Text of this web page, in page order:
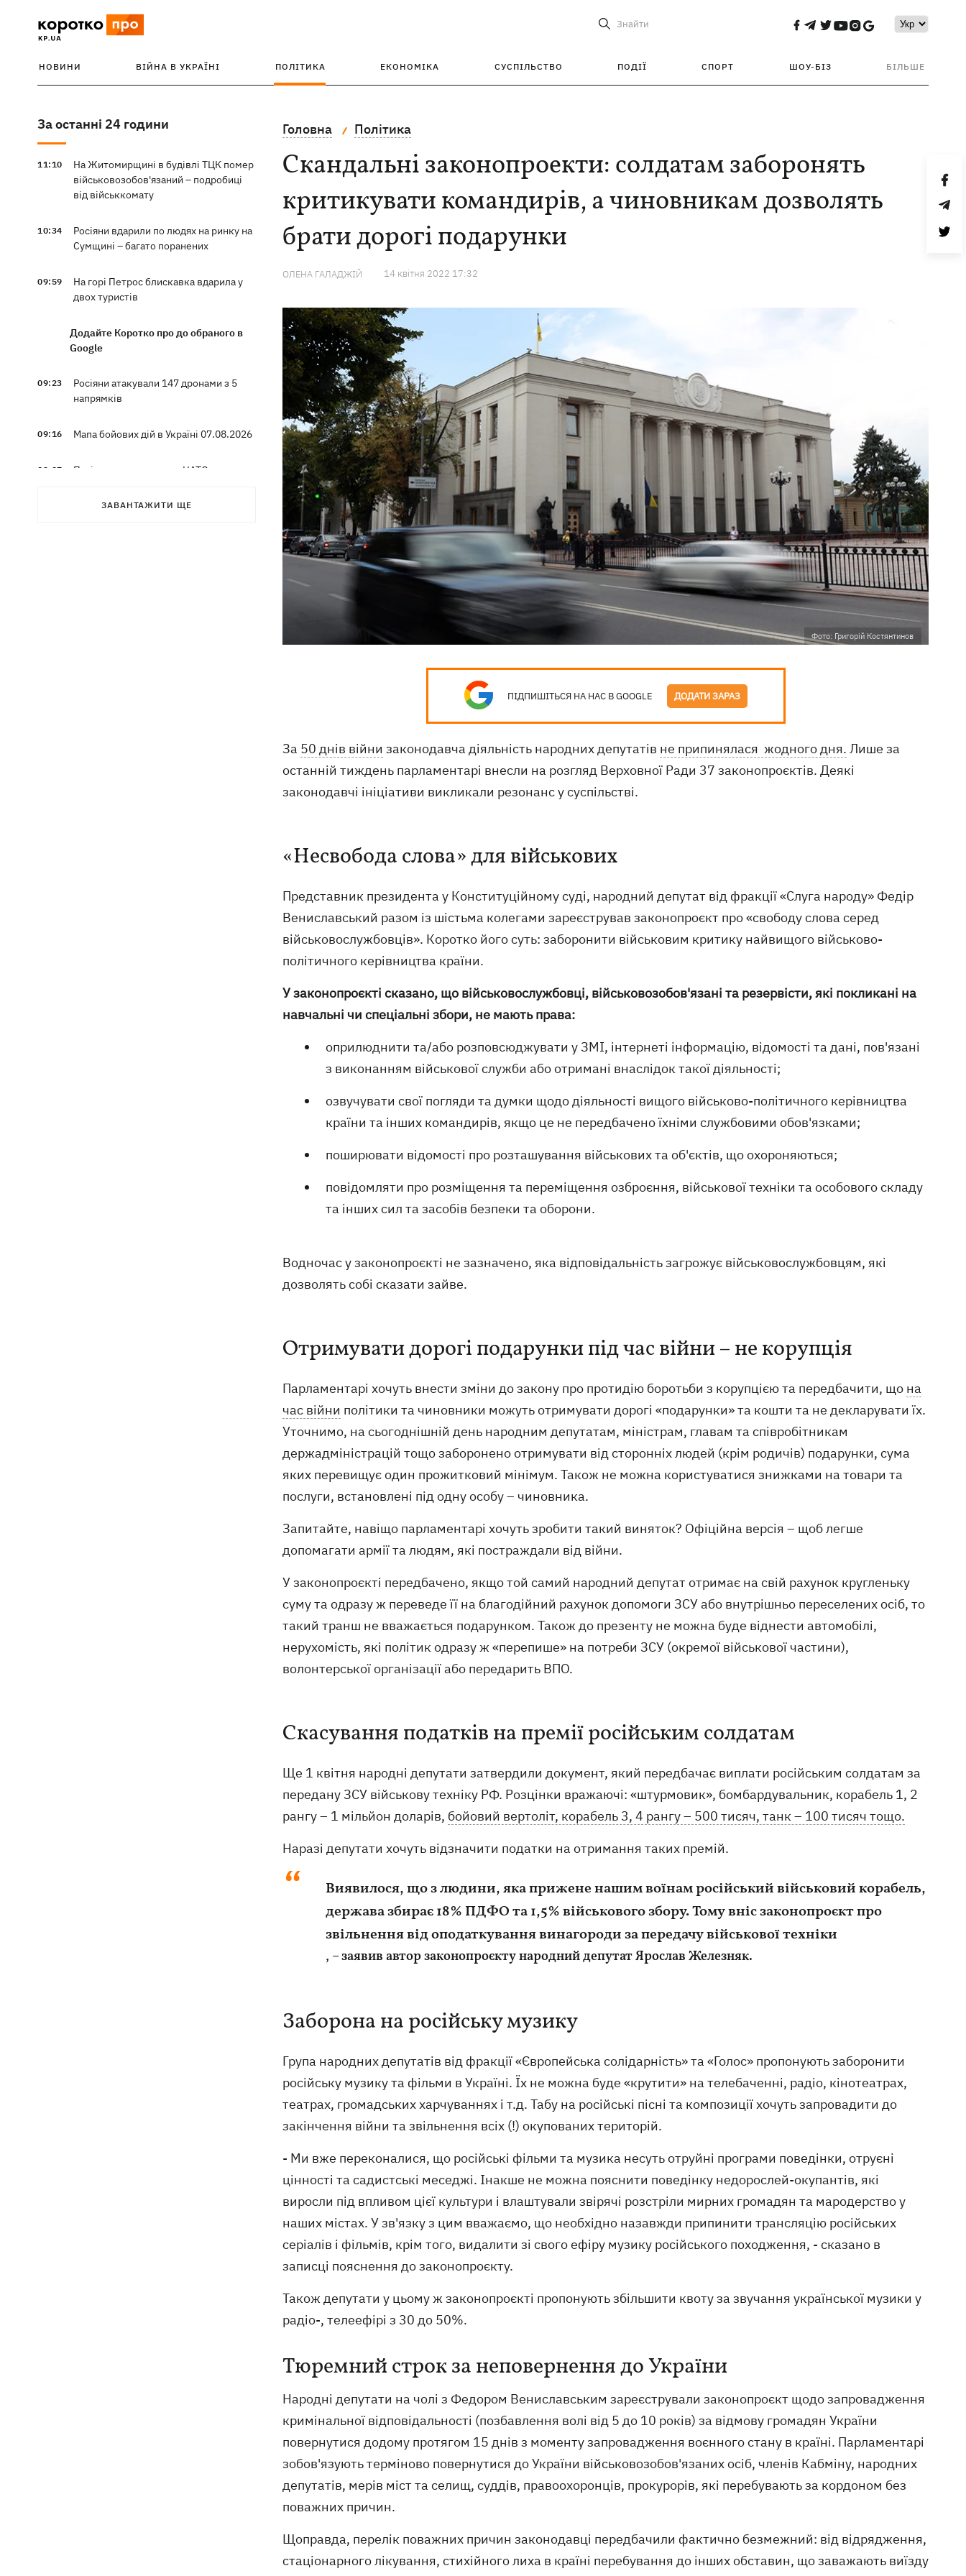
Знайти
НОВИНИ ВІЙНА В УКРАЇНІ ПОЛІТИКА ЕКОНОМІКА СУСПІЛЬСТВО ПОДІЇ СПОРТ ШОУ-БІЗ БІЛЬШЕ
За останні 24 години
11:10
На Житомирщині в будівлі ТЦК помер
військовозобов'язаний – подробиці
від військкомату
10:34
Росіяни вдарили по людях на ринку на
Сумщині – багато поранених
09:59
На горі Петрос блискавка вдарила у
двох туристів
Додайте Коротко про до обраного в
Google
09:23
Росіяни атакували 147 дронами з 5
напрямків
09:16 Мапа бойових дій в Україні 07.08.2026
09:07
Путін може напасти на НАТО до
США для WSJ
ЗАВАНТАЖИТИ ЩЕ
Головна Політика
Скандальні законопроекти: солдатам заборонять
критикувати командирів, а чиновникам дозволять
брати дорогі подарунки
ОЛЕНА ГАЛАДЖІЙ 14 квiтня 2022 17:32
Фото: Григорій Костянтинов
ПІДПИШІТЬСЯ НА НАС В GOOGLE ДОДАТИ ЗАРАЗ
За 50 днів війни законодавча діяльність народних депутатів не припинялася жодного дня. Лише за
останній тиждень парламентарі внесли на розгляд Верховної Ради 37 законопроєктів. Деякі
законодавчі ініціативи викликали резонанс у суспільстві.
«Несвобода слова» для військових
Представник президента у Конституційному суді, народний депутат від фракції «Слуга народу» Федір
Вениславський разом із шістьма колегами зареєстрував законопроєкт про «свободу слова серед
військовослужбовців». Коротко його суть: заборонити військовим критику найвищого військово-
політичного керівництва країни.
У законопроєкті сказано, що військовослужбовці, військовозобов'язані та резервісти, які покликані на
навчальні чи спеціальні збори, не мають права:
оприлюднити та/або розповсюджувати у ЗМІ, інтернеті інформацію, відомості та дані, пов'язані
з виконанням військової служби або отримані внаслідок такої діяльності;
озвучувати свої погляди та думки щодо діяльності вищого військово-політичного керівництва
країни та інших командирів, якщо це не передбачено їхніми службовими обов'язками;
поширювати відомості про розташування військових та об'єктів, що охороняються;
повідомляти про розміщення та переміщення озброєння, військової техніки та особового складу
та інших сил та засобів безпеки та оборони.
Водночас у законопроєкті не зазначено, яка відповідальність загрожує військовослужбовцям, які
дозволять собі сказати зайве.
Отримувати дорогі подарунки під час війни – не корупція
Парламентарі хочуть внести зміни до закону про протидію боротьби з корупцією та передбачити, що на
час війни політики та чиновники можуть отримувати дорогі «подарунки» та кошти та не декларувати їх.
Уточнимо, на сьогоднішній день народним депутатам, міністрам, главам та співробітникам
держадміністрацій тощо заборонено отримувати від сторонніх людей (крім родичів) подарунки, сума
яких перевищує один прожитковий мінімум. Також не можна користуватися знижками на товари та
послуги, встановлені під одну особу – чиновника.
Запитайте, навіщо парламентарі хочуть зробити такий виняток? Офіційна версія – щоб легше
допомагати армії та людям, які постраждали від війни.
У законопроєкті передбачено, якщо той самий народний депутат отримає на свій рахунок кругленьку
суму та одразу ж переведе її на благодійний рахунок допомоги ЗСУ або внутрішньо переселених осіб, то
такий транш не вважається подарунком. Також до презенту не можна буде віднести автомобілі,
нерухомість, які політик одразу ж «перепише» на потреби ЗСУ (окремої військової частини),
волонтерської організації або передарить ВПО.
Скасування податків на премії російським солдатам
Ще 1 квітня народні депутати затвердили документ, який передбачає виплати російським солдатам за
передану ЗСУ військову техніку РФ. Розцінки вражаючі: «штурмовик», бомбардувальник, корабель 1, 2
рангу – 1 мільйон доларів, бойовий вертоліт, корабель 3, 4 рангу – 500 тисяч, танк – 100 тисяч тощо.
Наразі депутати хочуть відзначити податки на отримання таких премій.
Виявилося, що з людини, яка прижене нашим воїнам російський військовий корабель,
держава збирає 18% ПДФО та 1,5% військового збору. Тому вніс законопроєкт про
звільнення від оподаткування винагороди за передачу військової техніки
, – заявив автор законопроєкту народний депутат Ярослав Железняк.
Заборона на російську музику
Група народних депутатів від фракції «Європейська солідарність» та «Голос» пропонують заборонити
російську музику та фільми в Україні. Їх не можна буде «крутити» на телебаченні, радіо, кінотеатрах,
театрах, громадських харчуваннях і т.д. Табу на російські пісні та композиції хочуть запровадити до
закінчення війни та звільнення всіх (!) окупованих територій.
- Ми вже переконалися, що російські фільми та музика несуть отруйні програми поведінки, отруєні
цінності та садистські меседжі. Інакше не можна пояснити поведінку недорослей-окупантів, які
виросли під впливом цієї культури і влаштували звірячі розстріли мирних громадян та мародерство у
наших містах. У зв'язку з цим вважаємо, що необхідно назавжди припинити трансляцію російських
серіалів і фільмів, крім того, видалити зі свого ефіру музику російського походження, - сказано в
записці пояснення до законопроєкту.
Також депутати у цьому ж законопроєкті пропонують збільшити квоту за звучання української музики у
радіо-, телеефірі з 30 до 50%.
Тюремний строк за неповернення до України
Народні депутати на чолі з Федором Вениславським зареєстрували законопроєкт щодо запровадження
кримінальної відповідальності (позбавлення волі від 5 до 10 років) за відмову громадян України
повернутися додому протягом 15 днів з моменту запровадження воєнного стану в країні. Парламентарі
зобов'язують терміново повернутися до України військовозобов'язаних осіб, членів Кабміну, народних
депутатів, мерів міст та селищ, суддів, правоохоронців, прокурорів, які перебувають за кордоном без
поважних причин.
Щоправда, перелік поважних причин законодавці передбачили фактично безмежний: від відрядження,
стаціонарного лікування, стихійного лиха в країні перебування до інших обставин, що заважають виїзду